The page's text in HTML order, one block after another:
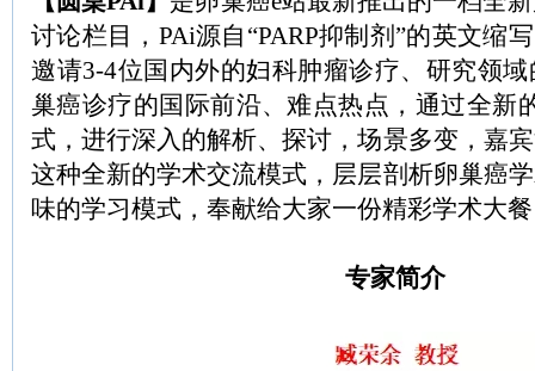
讨论栏目，PAi源自“PARP抑制剂”的英文缩
邀请3-4位国内外的妇科肿瘤诊疗、研究领
巢癌诊疗的国际前沿、难点热点，通过全新
式，进行深入的解析、探讨，场景多变，嘉
这种全新的学术交流模式，层层剖析卵巢癌
味的学习模式，奉献给大家一份精彩学术大
专家简介